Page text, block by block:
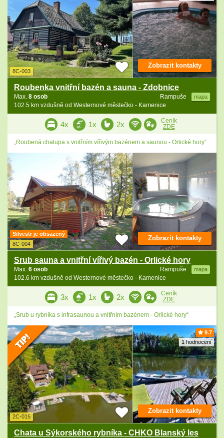
8C-003
Roubenka vnitřní bazén a sauna - Zdobnice
Rampuše mapa
Max. 8 osob
102.5 km vzdušně od Westernové městečko - Kamenice
Zobrazit kontakty
4x 1x 2x
Ceník
ZDE
„Roubená chalupa s vnitřním vířivým bazénem a saunou - Orlické hory“
Silvestr je obsazený
8C-004
Srub sauna a vnitřní vířivý bazén - Orlické hory
Rampuše mapa
Max. 6 osob
102.6 km vzdušně od Westernové městečko - Kamenice
Zobrazit kontakty
3x 1x 2x
Ceník
ZDE
„Srub u rybníka s infrasaunou a vnitřním bazénem - Orlické hory“
9.7
1 hodnocení
2C-015
Chata u Sýkorského rybníka - CHKO Blanský les
Zobrazit kontakty